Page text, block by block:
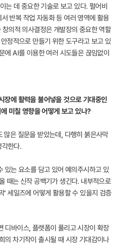
는 데 중요한 기술로 보고 있다. 펄어비
반복 작업 자동화 등 여러 영역에 활용
의적 의사결정은 개발장의 중요한 역할
정적으로 만들기 위한 도구라고 보고 있
에 AI를 이용한 여러 시도들은 끊임없이
에 활력을 불어넣을 것으로 기대중인
미칠 영향을 어떻게 보고 있나?
많은 질문을 받았는데, 다행히 붉은사막
한다.
는 요소를 담고 있어 예의주시하고 있
때는 신작 공백기가 생긴다. 내부적으로
' 세일즈에 어떻게 활용할 수 있을지 검증
디바이스, 플랫폼이 풀리고 시장이 확장
의 차기작이 출시될 때 시장 기대감이나